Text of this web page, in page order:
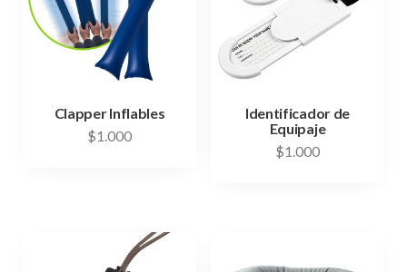
Clapper Inflables
$1.000
Identificador de
Equipaje
$1.000